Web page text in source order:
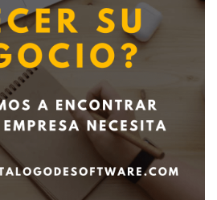
información de otros Productos /